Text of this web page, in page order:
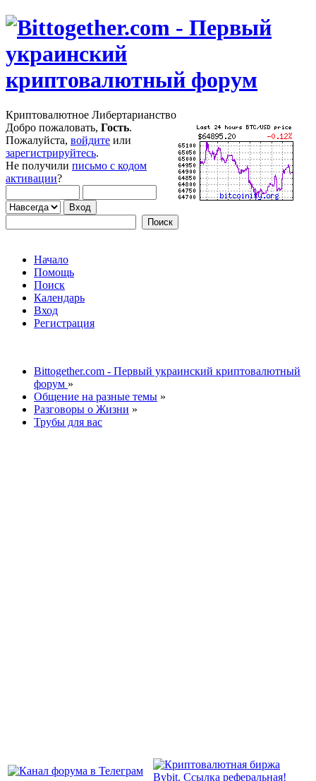
Криптовалютное Либертарианство
Добро пожаловать, Гость.
Пожалуйста, войдите или
зарегистрируйтесь.
Не получили письмо с кодом
активации?
Начало
Помощь
Поиск
Календарь
Вход
Регистрация
Bittogether.com - Первый украинский криптовалютный
форум »
Общение на разные темы »
Разговоры о Жизни »
Трубы для вас